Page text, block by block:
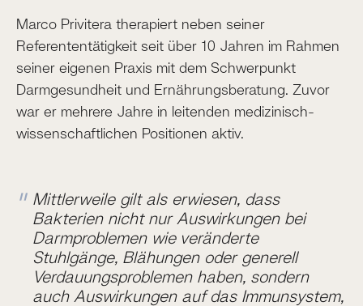
Marco Privitera therapiert neben seiner
Referententätigkeit seit über 10 Jahren im Rahmen
seiner eigenen Praxis mit dem Schwerpunkt
Darmgesundheit und Ernährungsberatung. Zuvor
war er mehrere Jahre in leitenden medizinisch-
wissenschaftlichen Positionen aktiv.
Mittlerweile gilt als erwiesen, dass
Bakterien nicht nur Auswirkungen bei
Darmproblemen wie veränderte
Stuhlgänge, Blähungen oder generell
Verdauungsproblemen haben, sondern
auch Auswirkungen auf das Immunsystem,